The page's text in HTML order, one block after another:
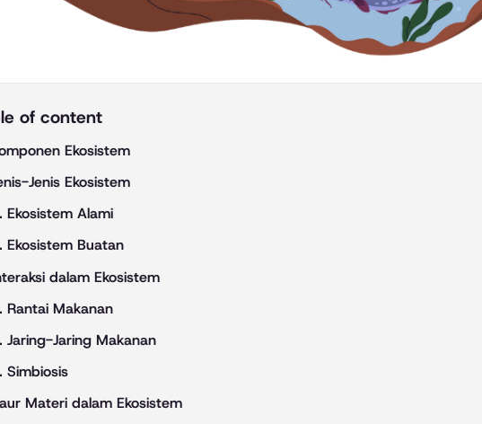
of content
Ekosistem
Jenis Ekosistem
Ekosistem Alami
Ekosistem Buatan
dalam Ekosistem
Rantai Makanan
Jaring-Jaring Makanan
Simbiosis
Materi dalam Ekosistem